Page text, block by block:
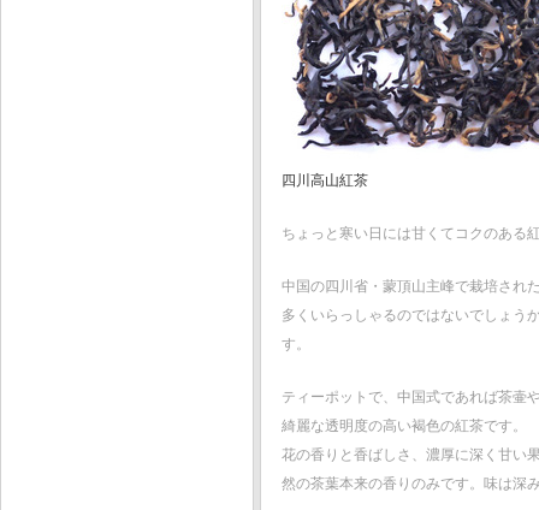
四川高山紅茶
ちょっと寒い日には甘くてコクのある
中国の四川省・蒙頂山主峰で栽培され
多くいらっしゃるのではないでしょう
す。
ティーポットで、中国式であれば茶壷
綺麗な透明度の高い褐色の紅茶です。
花の香りと香ばしさ、濃厚に深く甘い
然の茶葉本来の香りのみです。味は深